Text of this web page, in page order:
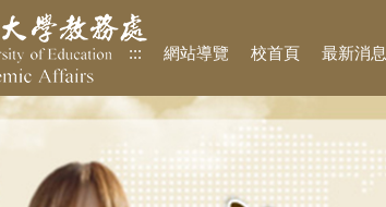
::: 網站導覽 校首頁 最新消息